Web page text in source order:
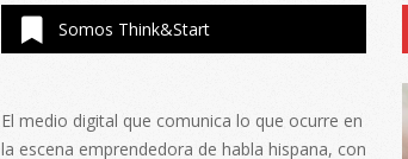
Somos Think&Start
El medio digital que comunica lo que ocurre en
la escena emprendedora de habla hispana, con